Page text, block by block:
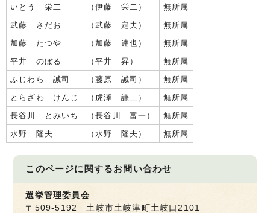
いとう 栄二
（伊藤 栄二）
無所属
武藤 さだお
（武藤 定夫）
無所属
加藤 たつや
（加藤 達也）
無所属
平井 のぼる
（平井 昇）
無所属
ふじわら 誠司
（藤原 誠司）
無所属
とらざわ けんじ
（虎澤 謙二）
無所属
長谷川 とみいち
（長谷川 富一）
無所属
水野 隆夫
（水野 隆夫） 無所属
このページに関するお問い合わせ
選挙管理委員会
〒509-5192 土岐市土岐津町土岐口2101